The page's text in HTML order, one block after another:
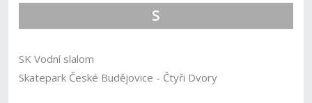
S
SK Vodní slalom
Skatepark České Budějovice - Čtyři Dvory